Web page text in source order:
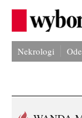
Nekrologi